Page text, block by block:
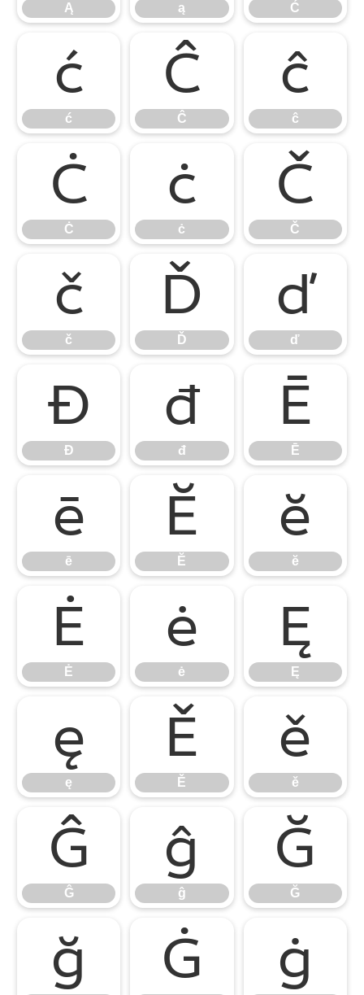
Ą ą Ć
ć
ć
Ĉ
Ĉ
ĉ
ĉ
Ċ
Ċ
ċ
ċ
Č
Č
č
č
Ď
Ď
ď
ď
Đ
Đ
đ
đ
Ē
Ē
ē
ē
Ĕ
Ĕ
ĕ
ĕ
Ė
Ė
ė
ė
Ę
Ę
ę
ę
Ě
Ě
ě
ě
Ĝ
Ĝ
ĝ
ĝ
Ğ
Ğ
ğ Ġ ġ